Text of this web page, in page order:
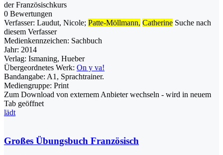
der Französischkurs
0 Bewertungen
Verfasser: Laudut, Nicole; Patte-Möllmann, Catherine Suche nach
diesem Verfasser
Medienkennzeichen: Sachbuch
Jahr: 2014
Verlag: Ismaning, Hueber
Übergeordnetes Werk: On y va!
Bandangabe: A1, Sprachtrainer.
Mediengruppe: Print
Zum Download von externem Anbieter wechseln - wird in neuem
Tab geöffnet
lädt
Großes Übungsbuch Französisch